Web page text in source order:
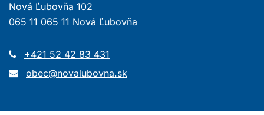
Nová Ľubovňa 102
065 11 065 11 Nová Ľubovňa
+421 52 42 83 431
obec@novalubovna.sk